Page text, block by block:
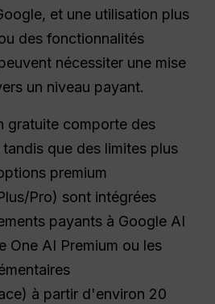
et une utilisation plus
des fonctionnalités
nécessiter une mise
un niveau payant.
gratuite comporte des
que des limites plus
premium
Pro) sont intégrées
payants à Google AI
One AI Premium ou les
à partir d'environ 20